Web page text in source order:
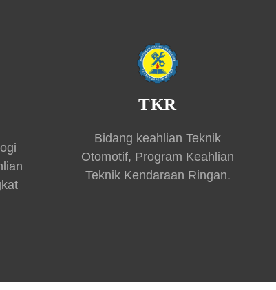
TKR
Bidang keahlian Teknik
Otomotif, Program Keahlian
Teknik Kendaraan Ringan.